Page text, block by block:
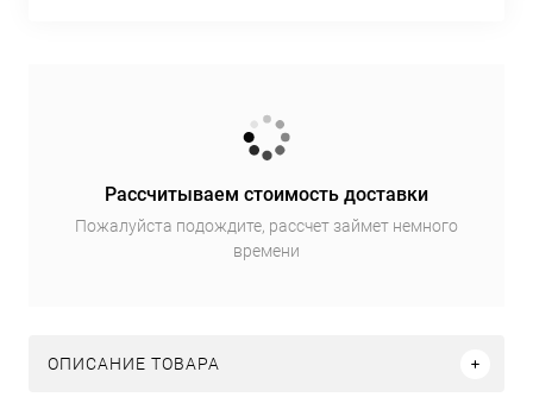
Рассчитываем стоимость доставки
Пожалуйста подождите, рассчет займет немного
времени
ОПИСАНИЕ ТОВАРА